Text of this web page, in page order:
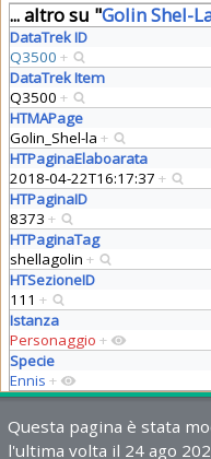
... altro su "Golin Shel-
DataTrek ID
Q3500 +
DataTrek Item
Q3500 +
HTMAPage
Golin_Shel-la +
HTPaginaElaboarata
2018-04-22T16:17:37 +
HTPaginaID
8373 +
HTPaginaTag
shellagolin +
HTSezioneID
111 +
Istanza
Personaggio +
Specie
Ennis +
Questa pagina è stata
l'ultima volta il 24 ago